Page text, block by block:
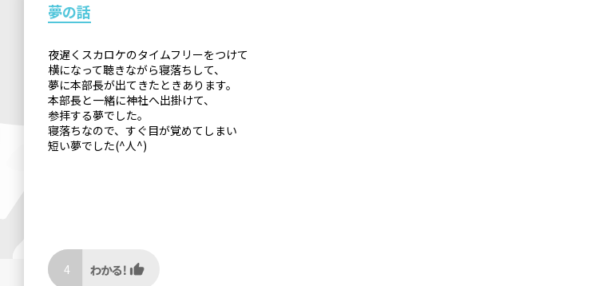
夢の話
夜遅くスカロケのタイムフリーをつけて
横になって聴きながら寝落ちして、
夢に本部長が出てきたときあります。
本部長と一緒に神社へ出掛けて、
参拝する夢でした。
寝落ちなので、すぐ目が覚めてしまい
短い夢でした(^人^)
4